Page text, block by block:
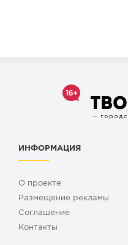
ИНФОРМАЦИЯ
О проекте
Размещение рекламы
Cоглашение
Контакты